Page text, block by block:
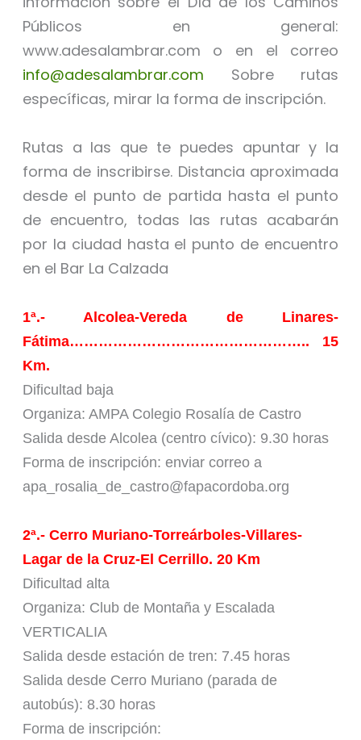
Públicos en general:
www.adesalambrar.com o en el correo
info@adesalambrar.com Sobre rutas
específicas, mirar la forma de inscripción.
Rutas a las que te puedes apuntar y la
forma de inscribirse. Distancia aproximada
desde el punto de partida hasta el punto
de encuentro, todas las rutas acabarán
por la ciudad hasta el punto de encuentro
en el Bar La Calzada
1ª.- Alcolea-Vereda de Linares-
Fátima………………………………………….. 15
Km.
Dificultad baja
Organiza: AMPA Colegio Rosalía de Castro
Salida desde Alcolea (centro cívico): 9.30 horas
Forma de inscripción: enviar correo a
apa_rosalia_de_castro@fapacordoba.org
2ª.- Cerro Muriano-Torreárboles-Villares-
Lagar de la Cruz-El Cerrillo. 20 Km
Dificultad alta
Organiza: Club de Montaña y Escalada
VERTICALIA
Salida desde estación de tren: 7.45 horas
Salida desde Cerro Muriano (parada de
autobús): 8.30 horas
Forma de inscripción: